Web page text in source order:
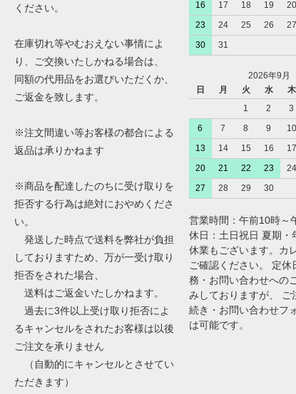
ください。
在庫切れ等やむおえない事情によ
り、ご交換いたしかねる場合は、
同額の代用品をお選びいただくか、
ご返金を致します。
※注文間違い等お客様の都合による
返品は承りかねます
※商品を配達したのちに受け取りを
拒否する行為は絶対におやめくださ
い。
発送した時点で送料を弊社が負担
しておりますため、万が一受け取り
拒否をされた場合、
送料はご返金いたしかねます。
過去に3件以上受け取り拒否によ
るキャンセルをされたお客様は以後
ご注文を承りません
（自動的にキャンセルとさせてい
ただきます）
16
17 18 19 20
23
24 25 26 27
30
31
2026年9月
日
月 火 水 木
1
2 3
6
7 8 9 10
13
14 15 16 17
20
21 22 23 24
27
28 29 30
営業時間：午前10時
休日：土日祝日 夏期・
休業もございます。カ
ご確認ください。 定休
務・お問い合わせへの
みしておりますが、 ご
続き・お問い合わせフ
は可能です。